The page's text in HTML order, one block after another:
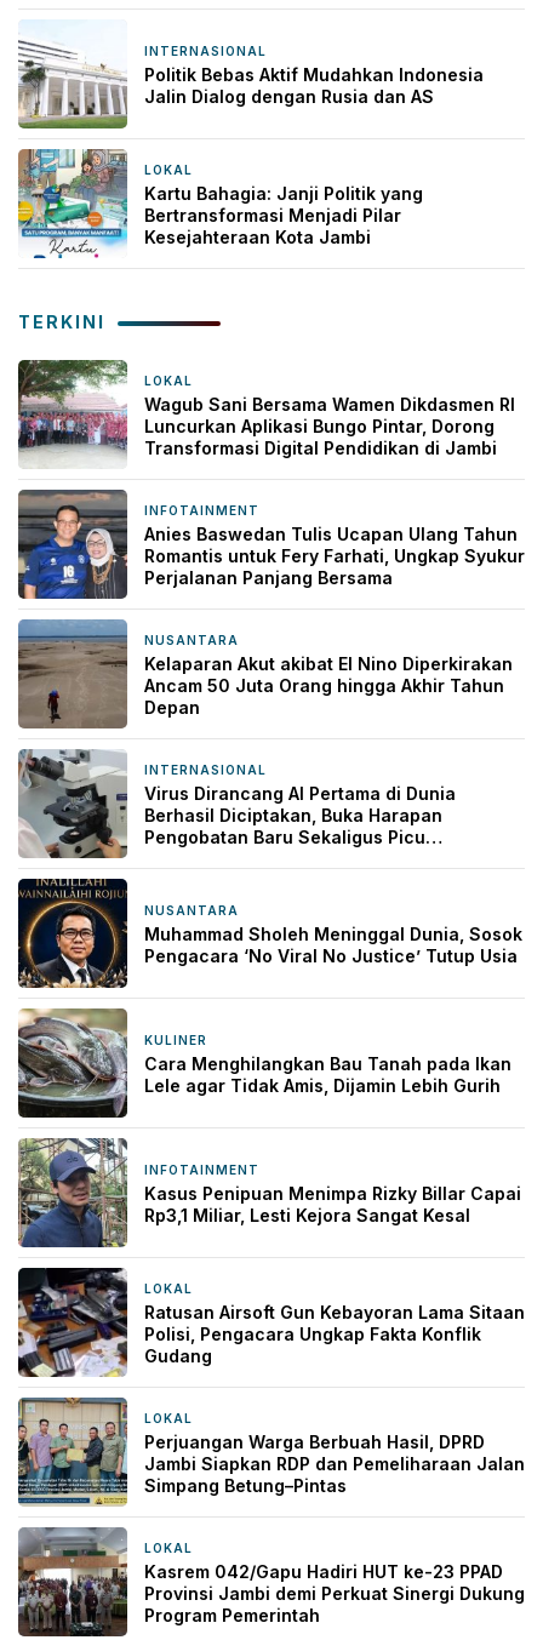
INTERNASIONAL
Politik Bebas Aktif Mudahkan Indonesia
Jalin Dialog dengan Rusia dan AS
LOKAL
Kartu Bahagia: Janji Politik yang
Bertransformasi Menjadi Pilar
Kesejahteraan Kota Jambi
TERKINI
LOKAL
Wagub Sani Bersama Wamen Dikdasmen RI
Luncurkan Aplikasi Bungo Pintar, Dorong
Transformasi Digital Pendidikan di Jambi
INFOTAINMENT
Anies Baswedan Tulis Ucapan Ulang Tahun
Romantis untuk Fery Farhati, Ungkap Syukur
Perjalanan Panjang Bersama
NUSANTARA
Kelaparan Akut akibat El Nino Diperkirakan
Ancam 50 Juta Orang hingga Akhir Tahun
Depan
INTERNASIONAL
Virus Dirancang AI Pertama di Dunia
Berhasil Diciptakan, Buka Harapan
Pengobatan Baru Sekaligus Picu
NUSANTARA
Muhammad Sholeh Meninggal Dunia, Sosok
Pengacara ‘No Viral No Justice’ Tutup Usia
KULINER
Cara Menghilangkan Bau Tanah pada Ikan
Lele agar Tidak Amis, Dijamin Lebih Gurih
INFOTAINMENT
Kasus Penipuan Menimpa Rizky Billar Capai
Rp3,1 Miliar, Lesti Kejora Sangat Kesal
LOKAL
Ratusan Airsoft Gun Kebayoran Lama Sitaan
Polisi, Pengacara Ungkap Fakta Konflik
Gudang
LOKAL
Perjuangan Warga Berbuah Hasil, DPRD
Jambi Siapkan RDP dan Pemeliharaan Jalan
Simpang Betung–Pintas
LOKAL
Kasrem 042/Gapu Hadiri HUT ke-23 PPAD
Provinsi Jambi demi Perkuat Sinergi Dukung
Program Pemerintah